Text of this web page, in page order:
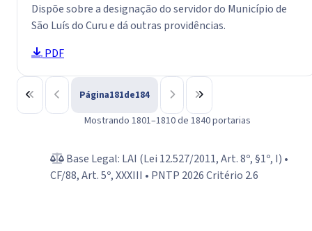
Dispõe sobre a designação do servidor do Município de
São Luís do Curu e dá outras providências.
PDF
Página181de184
Mostrando 1801–1810 de 1840 portarias
Base Legal: LAI (Lei 12.527/2011, Art. 8º, §1º, I) •
CF/88, Art. 5º, XXXIII • PNTP 2026 Critério 2.6